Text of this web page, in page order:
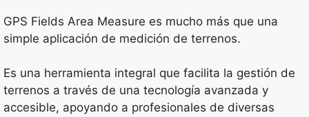
GPS Fields Area Measure es mucho más que una
simple aplicación de medición de terrenos.
Es una herramienta integral que facilita la gestión de
terrenos a través de una tecnología avanzada y
accesible, apoyando a profesionales de diversas